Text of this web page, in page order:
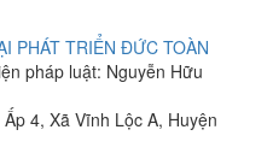
PHÁT TRIỂN ĐỨC TOÀN
pháp luật: Nguyễn Hữu
4, Xã Vĩnh Lộc A, Huyện